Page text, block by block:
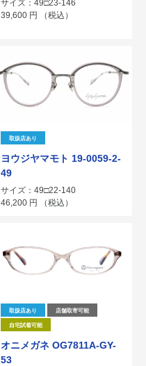
サイズ：49□23-146
39,600 円 （税込）
取扱店あり
ヨウジヤマモト 19-0059-2-
49
サイズ：49□22-140
46,200 円 （税込）
取扱店あり 店舗取寄可能
自宅試着可能
オニメガネ OG7811A-GY-
53